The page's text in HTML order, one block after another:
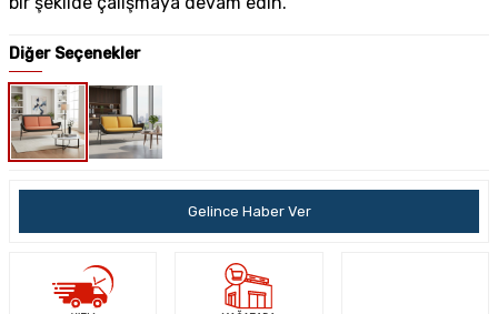
Diğer Seçenekler
Gelince Haber Ver